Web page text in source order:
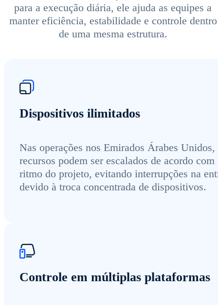
para a execução diária, ele ajuda as equipes a
manter eficiência, estabilidade e controle dentro
de uma mesma estrutura.
Dispositivos ilimitados
Nas operações nos Emirados Árabes Unidos,
recursos podem ser escalados de acordo com
ritmo do projeto, evitando interrupções na
devido à troca concentrada de dispositivos.
Controle em múltiplas plataformas